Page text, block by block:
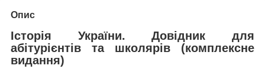
Опис
Історія України. Довідник для
абітурієнтів та школярів (комплексне
видання)